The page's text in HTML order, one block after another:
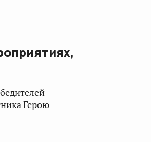
Герою